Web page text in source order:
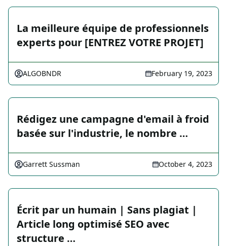
La meilleure équipe de professionnels
experts pour [ENTREZ VOTRE PROJET]
ALGOBNDR February 19, 2023
Rédigez une campagne d'email à froid
basée sur l'industrie, le nombre …
Garrett Sussman October 4, 2023
Écrit par un humain | Sans plagiat |
Article long optimisé SEO avec
structure …